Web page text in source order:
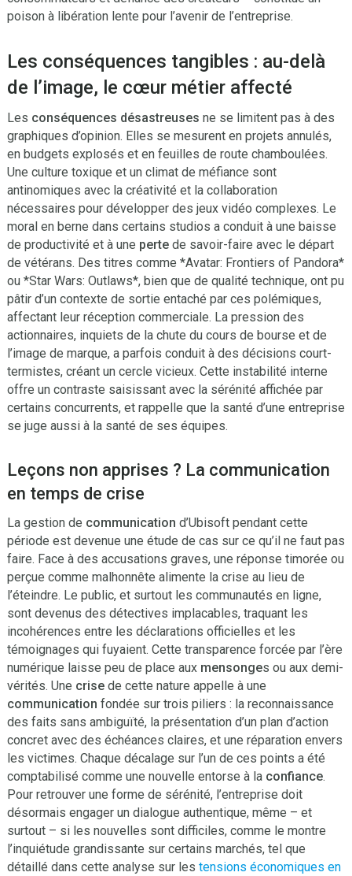
poison à libération lente pour l’avenir de l’entreprise.
Les conséquences tangibles : au-delà
de l’image, le cœur métier affecté
Les conséquences désastreuses ne se limitent pas à des
graphiques d’opinion. Elles se mesurent en projets annulés,
en budgets explosés et en feuilles de route chamboulées.
Une culture toxique et un climat de méfiance sont
antinomiques avec la créativité et la collaboration
nécessaires pour développer des jeux vidéo complexes. Le
moral en berne dans certains studios a conduit à une baisse
de productivité et à une pertede savoir-faire avec le départ
de vétérans. Des titres comme *Avatar: Frontiers of Pandora*
ou *Star Wars: Outlaws*, bien que de qualité technique, ont pu
pâtir d’un contexte de sortie entaché par ces polémiques,
affectant leur réception commerciale. La pression des
actionnaires, inquiets de la chute du cours de bourse et de
l’image de marque, a parfois conduit à des décisions court-
termistes, créant un cercle vicieux. Cette instabilité interne
offre un contraste saisissant avec la sérénité affichée par
certains concurrents, et rappelle que la santé d’une entreprise
se juge aussi à la santé de ses équipes.
Leçons non apprises ? La communication
en temps de crise
La gestion de communication d’Ubisoft pendant cette
période est devenue une étude de cas sur ce qu’il ne faut pas
faire. Face à des accusations graves, une réponse timorée ou
perçue comme malhonnête alimente la crise au lieu de
l’éteindre. Le public, et surtout les communautés en ligne,
sont devenus des détectives implacables, traquant les
incohérences entre les déclarations officielles et les
témoignages qui fuyaient. Cette transparence forcée par l’ère
numérique laisse peu de place aux mensonges ou aux demi-
vérités. Une crisede cette nature appelle à une
communication fondée sur trois piliers : la reconnaissance
des faits sans ambiguïté, la présentation d’un plan d’action
concret avec des échéances claires, et une réparation envers
les victimes. Chaque décalage sur l’un de ces points a été
comptabilisé comme une nouvelle entorse à la confiance.
Pour retrouver une forme de sérénité, l’entreprise doit
désormais engager un dialogue authentique, même – et
surtout – si les nouvelles sont difficiles, comme le montre
l’inquiétude grandissante sur certains marchés, tel que
détaillé dans cette analyse sur les tensions économiques en